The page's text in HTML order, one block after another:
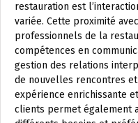
restauration est
variée. Cette proximité
professionnels de la
compétences en
gestion des relations
de nouvelles rencontres
expérience enrichissante
clients permet également